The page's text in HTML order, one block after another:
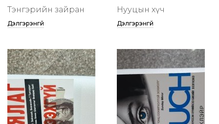
Тэнгэрийн зайран
Дэлгэрэнгүй
Нууцын хүч
Дэлгэрэнгүй